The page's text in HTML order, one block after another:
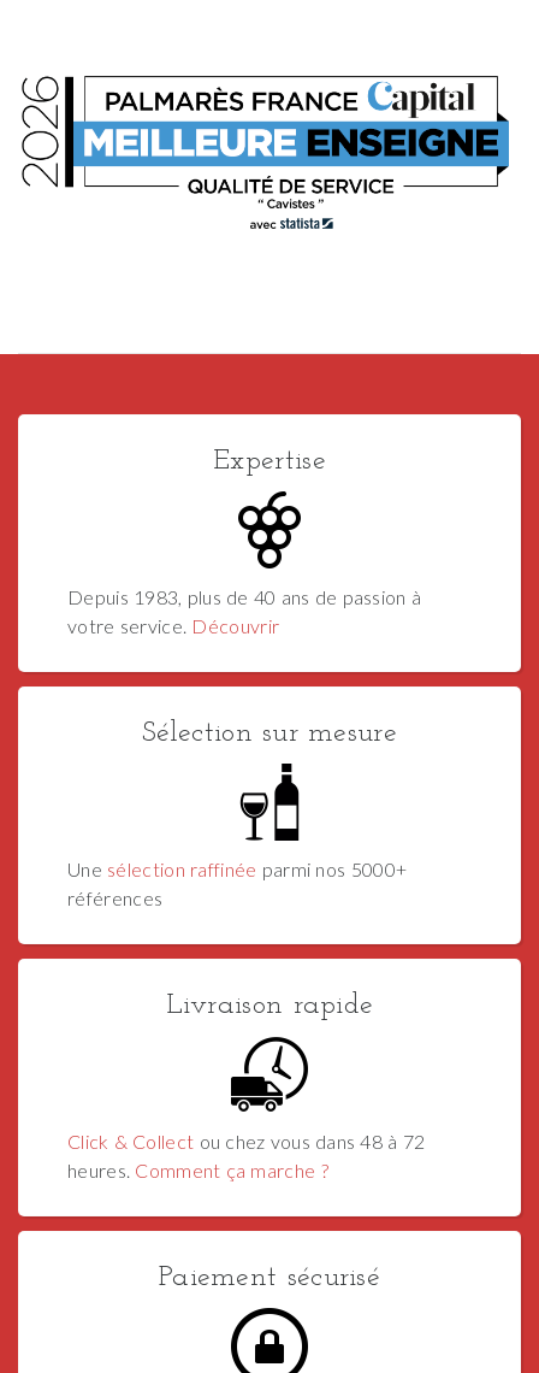
Expertise
Depuis 1983, plus de 40 ans de passion à
votre service. Découvrir
Sélection sur mesure
Une sélection raffinée parmi nos 5000+
références
Livraison rapide
Click & Collect ou chez vous dans 48 à 72
heures. Comment ça marche ?
Paiement sécurisé